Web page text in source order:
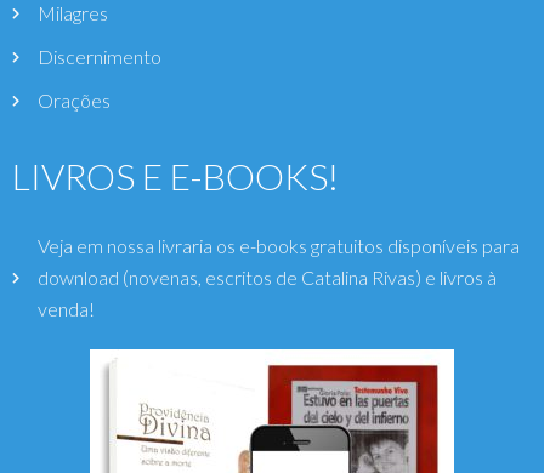
Milagres
Discernimento
Orações
LIVROS E E-BOOKS!
Veja em nossa livraria os e-books gratuitos disponíveis para
download (novenas, escritos de Catalina Rivas) e livros à
venda!